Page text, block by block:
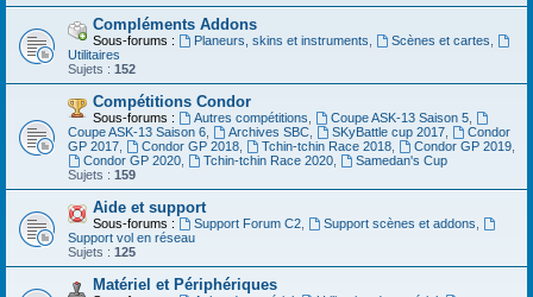
Compléments Addons
Sous-forums : Planeurs, skins et instruments Scènes et cartes
Utilitaires
Sujets : 152
Compétitions Condor
Sous-forums : Autres compétitions Coupe ASK-13 Saison 5,
Coupe ASK-13 Saison 6
Archives SBC, SKyBattle cup 2017,
Condor
GP 2017
Condor GP 2018, Tchin-tchin Race 2018, Condor GP 2019,
Condor GP 2020, Tchin-tchin Race 2020,
Samedan's Cup
Sujets : 159
Aide et support
Sous-forums : Support Forum C2, Support scènes et addons
Support vol en réseau
Sujets : 125
Matériel et Périphériques